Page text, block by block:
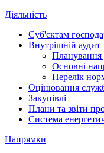
Діяльність
Суб'єктам
Внутрішній аудит
Планування
Основні
Перелік
Оцінювання
Закупівлі
Плани та звіти
Система
Напрямки